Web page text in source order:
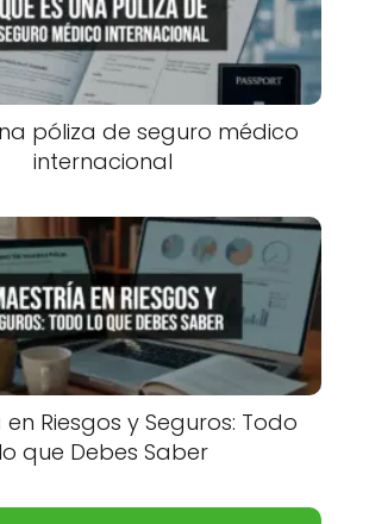
póliza de seguro médico
internacional
Riesgos y Seguros: Todo
lo que Debes Saber